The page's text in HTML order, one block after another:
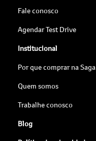
Fale conosco
Agendar Test Drive
Institucional
Por que comprar na Saga
Quem somos
Trabalhe conosco
Blog